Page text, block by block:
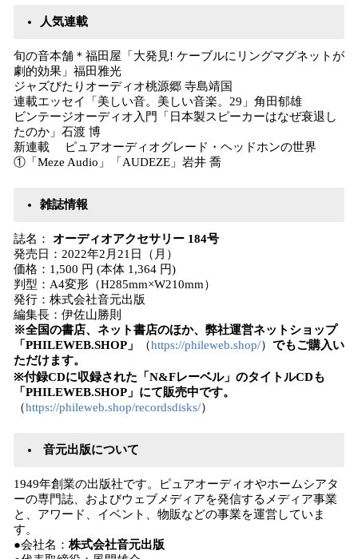
人気連載
旬の音本舗＊福田屋「大発見! ケーブルにリングマグネットが
劇的効果」福田雅光
ジャズびたりオーディオ桃源郷 寺島靖国
連載エッセイ「美しい音。美しい音楽。29」角田郁雄
ビンテージオーディオ入門「日本製スピーカーはなぜ衰退し
たのか」石渡 博
新連載 ピュアオーディオグレード・ヘッドホンの世界
①「Meze Audio」「AUDEZE」岩井 喬
雑誌情報
誌名： オーディオアクセサリー 184号
発売日：2022年2月21日（月）
価格：1,500 円 (本体 1,364 円)
判型：A4変形（H285mm×W210mm）
発行：株式会社音元出版
編集長：伊佐山勝則
※全国の書店、ネット書店のほか、弊社運営ネットショップ
「PHILEWEB.SHOP」
（https://phileweb.shop/） でもご購入い
ただけます。
※付録CDに収録された「N&Fレーベル」のタイトルCDも
「PHILEWEB.SHOP」にて販売中です。
（https://phileweb.shop/recordsdisks/）
音元出版について
1949年創業の出版社です。ピュアオーディオやホームシアタ
ーの専門誌、およびウェブメディアを発信するメディア事業
と、アワード、イベント、物販などの事業を運営していま
す。
●会社名： 株式会社音元出版